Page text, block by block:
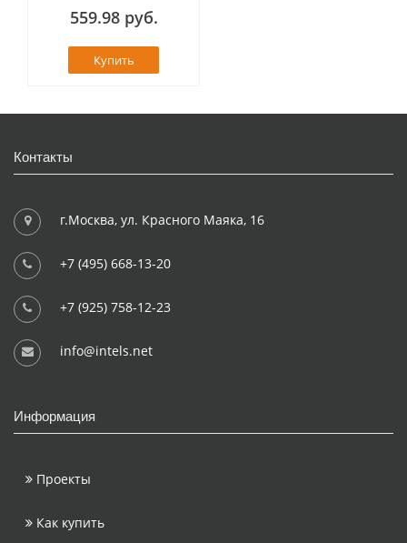
559.98 руб.
Купить
Контакты
г.Москва, ул. Красного Маяка, 16
+7 (495) 668-13-20
+7 (925) 758-12-23
info@intels.net
Информация
Проекты
Как купить